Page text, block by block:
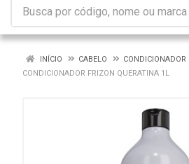
INÍCIO CABELO
CONDICIONADOR
CONDICIONADOR FRIZON QUERATINA 1L